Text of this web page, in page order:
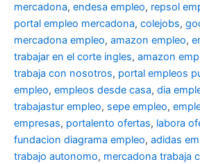
mercadona, endesa empleo, repsol
portal empleo mercadona, colejobs,
mercadona empleo, amazon empleo,
trabajar en el corte ingles, amazon
trabaja con nosotros, portal empleos
empleo, empleos desde casa, dia
trabajastur empleo, sepe empleo,
empresas, portalento ofertas, labora
fundacion diagrama empleo, adidas
trabajo autonomo, mercadona trabaja